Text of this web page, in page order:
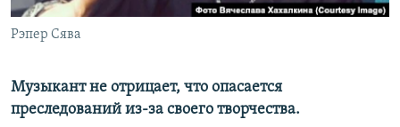
Все сайты РСЕ/РС
Рэпер Сява
Музыкант не отрицает, что опасается
преследований из-за своего творчества.